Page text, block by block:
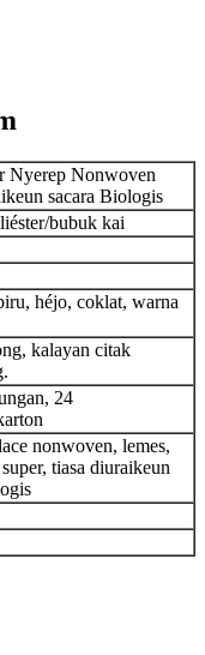
Nyerep Nonwoven
sacara Biologis
bubuk kai
héjo, coklat, warna
kalayan citak
24
nonwoven, lemes,
tiasa diuraikeun